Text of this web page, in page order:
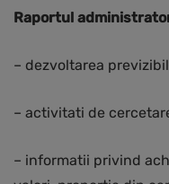
Raportul
– dezvoltarea
– activitati de
– informatii privind